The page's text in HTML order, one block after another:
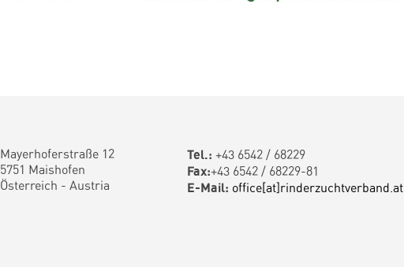
Mayerhoferstraße 12
5751 Maishofen
Österreich - Austria
Tel.: +43 6542 / 68229
Fax:+43 6542 / 68229-81
E-Mail: office[at]rinderzuchtverband.at